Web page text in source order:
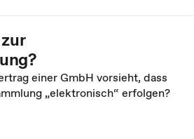
einer GmbH vorsieht, dass
„elektronisch“ erfolgen?